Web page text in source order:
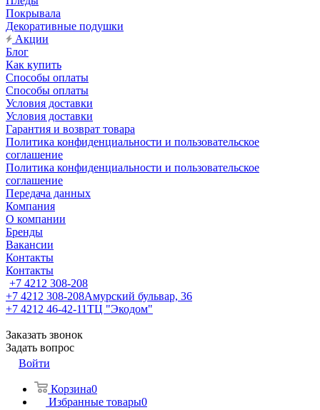
Покрывала
Декоративные подушки
Акции
Блог
Как купить
Способы оплаты
Способы оплаты
Условия доставки
Условия доставки
Гарантия и возврат товара
Политика конфиденциальности и пользовательское
соглашение
Политика конфиденциальности и пользовательское
соглашение
Передача данных
Компания
О компании
Бренды
Вакансии
Контакты
Контакты
+7 4212 308-208
+7 4212 308-208Амурский бульвар, 36
+7 4212 46-42-11ТЦ "Экодом"
Заказать звонок
Задать вопрос
Войти
Корзина0
Избранные товары0